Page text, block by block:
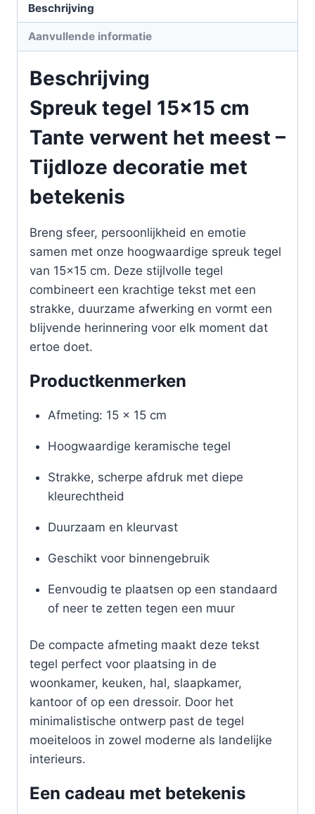
Beschrijving
Aanvullende informatie
Beschrijving
Spreuk tegel 15×15 cm
Tante verwent het meest –
Tijdloze decoratie met
betekenis
Breng sfeer, persoonlijkheid en emotie
samen met onze hoogwaardige spreuk tegel
van 15×15 cm. Deze stijlvolle tegel
combineert een krachtige tekst met een
strakke, duurzame afwerking en vormt een
blijvende herinnering voor elk moment dat
ertoe doet.
Productkenmerken
Afmeting: 15 x 15 cm
Hoogwaardige keramische tegel
Strakke, scherpe afdruk met diepe
kleurechtheid
Duurzaam en kleurvast
Geschikt voor binnengebruik
Eenvoudig te plaatsen op een standaard
of neer te zetten tegen een muur
De compacte afmeting maakt deze tekst
tegel perfect voor plaatsing in de
woonkamer, keuken, hal, slaapkamer,
kantoor of op een dressoir. Door het
minimalistische ontwerp past de tegel
moeiteloos in zowel moderne als landelijke
interieurs.
Een cadeau met betekenis